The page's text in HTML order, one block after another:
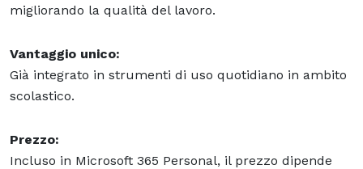
migliorando la qualità del lavoro.
Vantaggio unico:
Già integrato in strumenti di uso quotidiano in ambito
scolastico.
Prezzo:
Incluso in Microsoft 365 Personal, il prezzo dipende